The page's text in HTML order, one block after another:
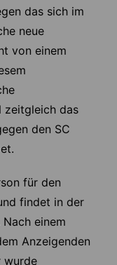
das sich im
neue
von einem
zeitgleich das
den SC
für den
findet in der
einem
Anzeigenden
wurde